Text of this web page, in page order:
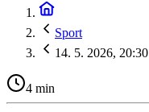
Sport
14. 5. 2026, 20:30
4 min